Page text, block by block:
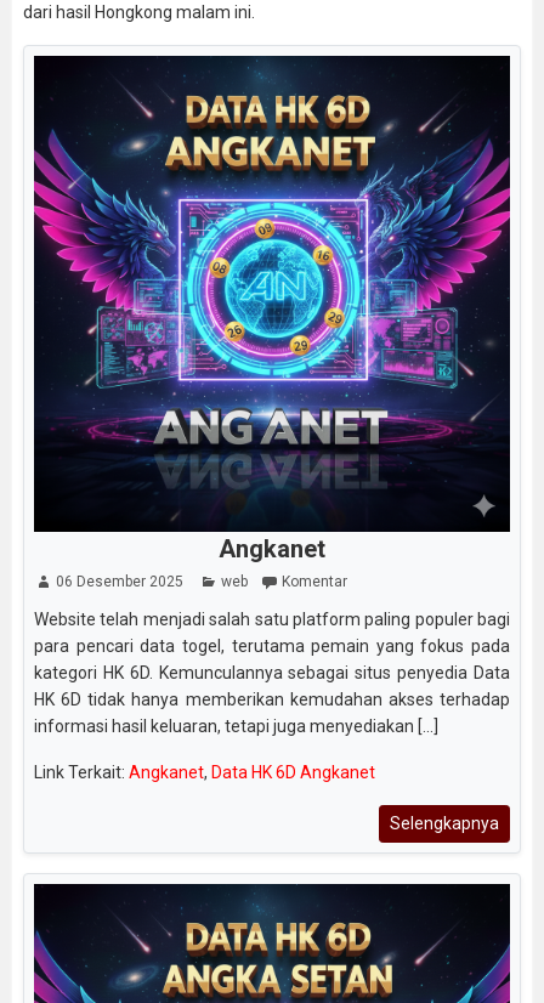
dari hasil Hongkong malam ini.
Angkanet
06 Desember 2025 web Komentar
Website telah menjadi salah satu platform paling populer bagi
para pencari data togel, terutama pemain yang fokus pada
kategori HK 6D. Kemunculannya sebagai situs penyedia Data
HK 6D tidak hanya memberikan kemudahan akses terhadap
informasi hasil keluaran, tetapi juga menyediakan [...]
Link Terkait: Angkanet, Data HK 6D Angkanet
Selengkapnya